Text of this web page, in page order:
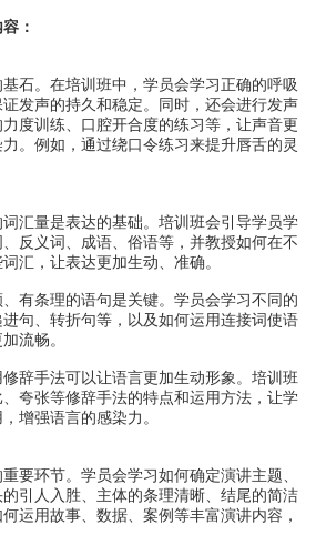
：
石。在培训班中，学员会学习正确的呼吸
发声的持久和稳定。同时，还会进行发声
度训练、口腔开合度的练习等，让声音更
。例如，通过绕口令练习来提升唇舌的灵
汇量是表达的基础。培训班会引导学员学
反义词、成语、俗语等，并教授如何在不
汇，让表达更加生动、准确。
有条理的语句是关键。学员会学习不同的
句、转折句等，以及如何运用连接词使语
流畅。
辞手法可以让语言更加生动形象。培训班
夸张等修辞手法的特点和运用方法，让学
增强语言的感染力。
要环节。学员会学习如何确定演讲主题、
引人入胜、主体的条理清晰、结尾的简洁
运用故事、数据、案例等丰富演讲内容，